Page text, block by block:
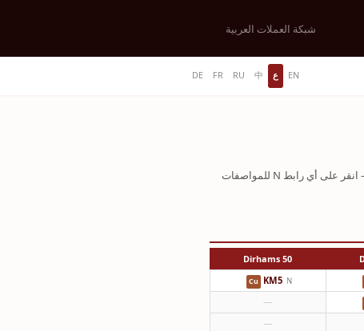
شبكة العملات العربية
EN ع 中
RU
FR
DE
— انقر على أي رابط N للمواصفات
50 Dirhams
KM5 N
Cu
—
—